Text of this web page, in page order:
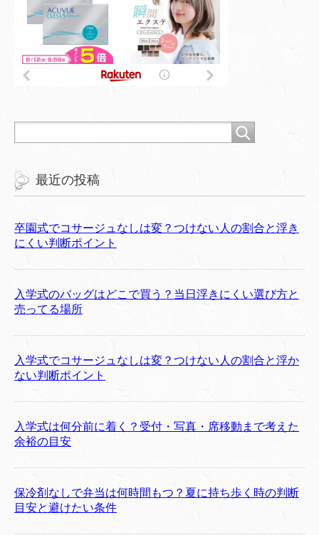
最近の投稿
卒園式でコサージュなしは変？つけない人の割合と浮き
にくい判断ポイント
入学式のバッグはどこで買う？当日浮きにくい選び方と
売ってる場所
入学式でコサージュなしは変？つけない人の割合と浮か
ない判断ポイント
入学式は何分前に着く？受付・写真・席移動まで考えた
余裕の目安
保冷剤なしで弁当は何時間もつ？夏に持ち歩く時の判断
目安と避けたい条件